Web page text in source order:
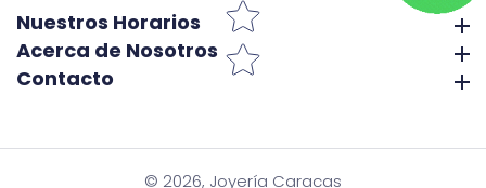
Nuestros HorariosNuestros Horarios
Acerca de NosotrosAcerca de Nosotros
Contacto Contacto
© 2026, Joyería Caracas